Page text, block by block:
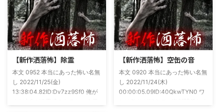
くださいませ。 書影かっこいい
ですね！帯の煽り文句も最高です
(^^)v購入ページ
https://amzn.to/49NrwuE特設ペ
ージ
54ee5238af1
状況やらで退いたけど実力試しも
かねてSNSでフォロワー相手に占
いとかしていたもんです。実力
は・・・ありがたいことに当たっ
た！ドンピシャ！と嬉しい声もあ
合ったのが大学生のAちゃん。彼
女もオカルト系な話が好きで(そ
もそも仲良くなったのは北の大地
が舞台の金塊を巡る漫画)ちょく
【新作洒落怖】除霊
本文 0952 本当にあった怖い名無
し 2022/11/25(金)
13:38:04.82ID:Dv7zz9Sf0 俺が
【新作洒落怖】空缶の音
本文 0920 本当にあった怖い名無
し 2022/11/24(木)
00:00:05.09ID:40QkwTYN0 ワ